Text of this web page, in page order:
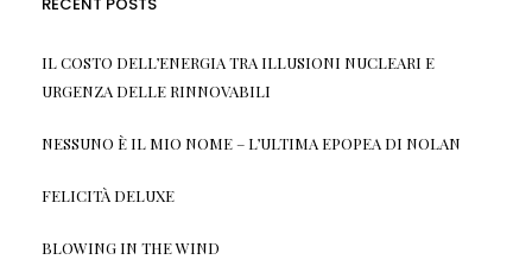
RECENT POSTS
IL COSTO DELL’ENERGIA TRA ILLUSIONI NUCLEARI E
URGENZA DELLE RINNOVABILI
NESSUNO È IL MIO NOME – L’ULTIMA EPOPEA DI NOLAN
FELICITÀ DELUXE
BLOWING IN THE WIND